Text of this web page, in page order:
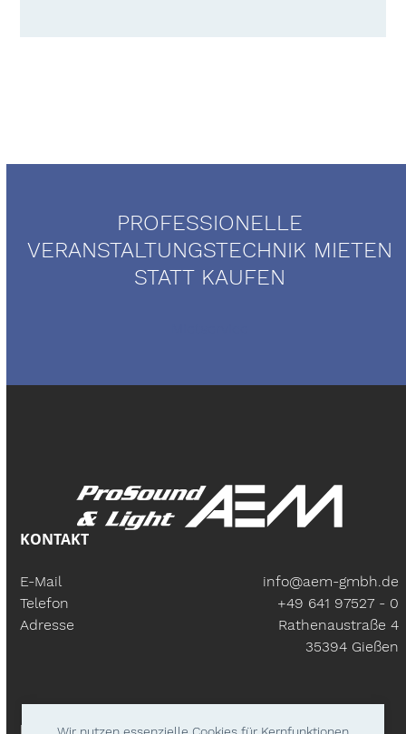
PROFESSIONELLE
VERANSTALTUNGSTECHNIK MIETEN
STATT KAUFEN
KONTAKT
E-Mail
info@aem-gmbh.de
Telefon
+49 641 97527 - 0
Adresse
Rathenaustraße 4
35394 Gießen